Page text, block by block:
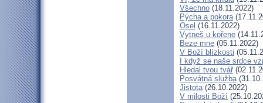
Všechno (18.11.2022)
Pýcha a pokora
Osel (16.11.2022)
Vytneš u kořene
Beze mne (05.11.2022)
V Boží blízkosti
I když se naše srdce
Hledal tvou tvář
Posvátná služba
Jistota(26.10.2022)
V milosti Boží